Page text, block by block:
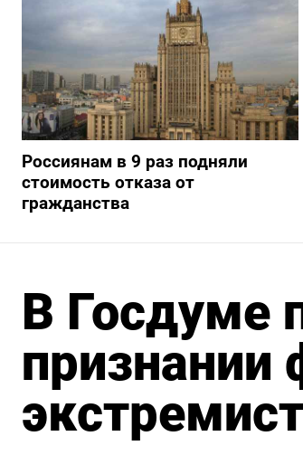
Россиянам в 9 раз подняли
стоимость отказа от
гражданства
В Госдуме